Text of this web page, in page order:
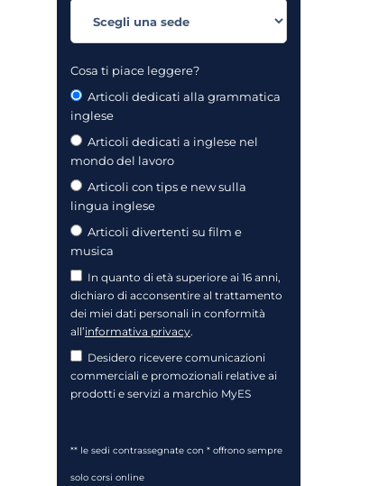
Cosa ti piace leggere?
Articoli dedicati alla grammatica
inglese
Articoli dedicati a inglese nel
mondo del lavoro
Articoli con tips e new sulla
lingua inglese
Articoli divertenti su film e
musica
In quanto di età superiore ai 16 anni,
dichiaro di acconsentire al trattamento
dei miei dati personali in conformità
all’informativa privacy.
Desidero ricevere comunicazioni
commerciali e promozionali relative ai
prodotti e servizi a marchio MyES
** le sedi contrassegnate con * offrono sempre
solo corsi online